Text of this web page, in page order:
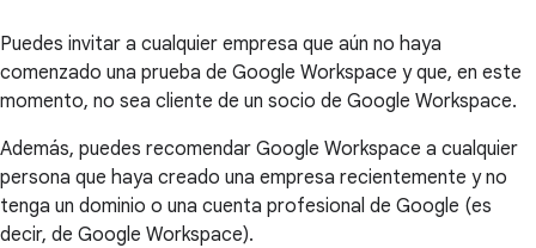
Puedes invitar a cualquier empresa que aún no haya
comenzado una prueba de Google Workspace y que, en este
momento, no sea cliente de un socio de Google Workspace.
Además, puedes recomendar Google Workspace a cualquier
persona que haya creado una empresa recientemente y no
tenga un dominio o una cuenta profesional de Google (es
decir, de Google Workspace).